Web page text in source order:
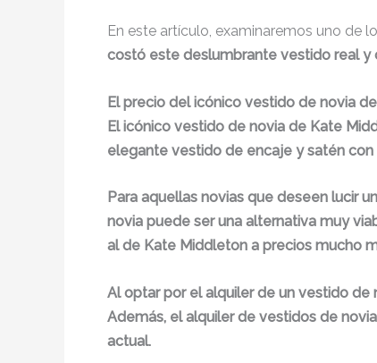
En este artículo, examinaremos uno de
costó este deslumbrante vestido real y
El precio del icónico vestido de novia
El icónico vestido de novia de Kate
elegante vestido de encaje y satén
Para aquellas novias que deseen lucir
novia puede ser una alternativa muy
al de Kate Middleton a precios mucho
Al optar por el alquiler de un vestido de
Además, el alquiler de vestidos de
actual.